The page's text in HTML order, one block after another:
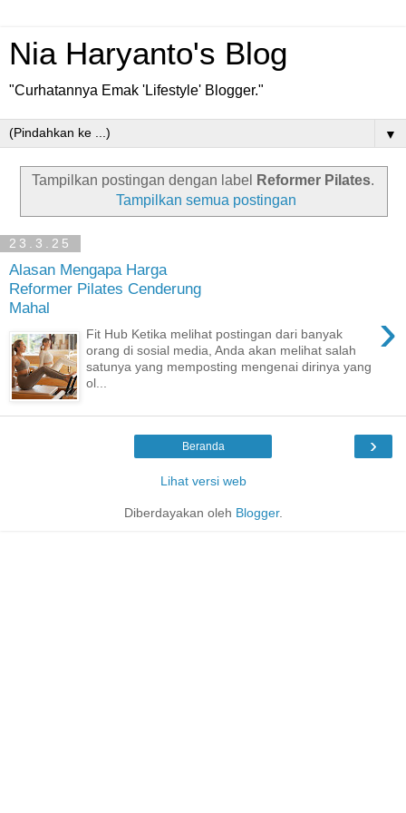
Nia Haryanto's Blog
"Curhatannya Emak 'Lifestyle' Blogger."
▼
Tampilkan postingan dengan label Reformer Pilates.
Tampilkan semua postingan
23.3.25
Alasan Mengapa Harga
Reformer Pilates Cenderung
Mahal
›
Fit Hub Ketika melihat postingan dari banyak
orang di sosial media, Anda akan melihat salah
satunya yang memposting mengenai dirinya yang
ol...
›
Beranda
Lihat versi web
Diberdayakan oleh Blogger.